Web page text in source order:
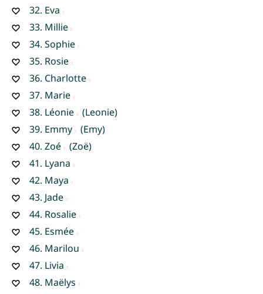
32. Eva
33. Millie
34. Sophie
35. Rosie
36. Charlotte
37. Marie
38. Léonie
(Leonie)
39. Emmy
(Emy)
40. Zoé
(Zoë)
41. Lyana
42. Maya
43. Jade
44. Rosalie
45. Esmée
46. Marilou
47. Livia
48. Maëlys